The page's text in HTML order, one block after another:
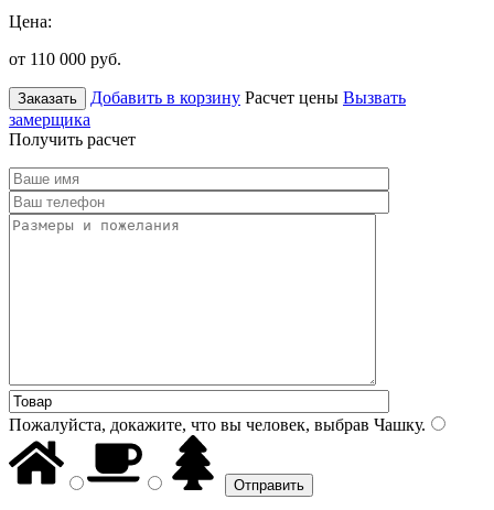
Цена:
от 110 000 руб.
Заказать Добавить в корзину Расчет цены Вызвать
замерщика
Получить расчет
Пожалуйста, докажите, что вы человек, выбрав Чашку.